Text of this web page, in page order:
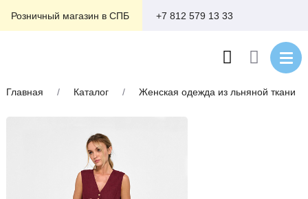
Розничный магазин в СПБ +7 812 579 13 33
Главная / Каталог / Женская одежда из льняной ткани